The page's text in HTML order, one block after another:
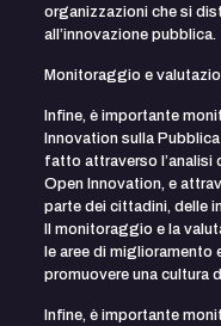
organizzazioni che si
all’innovazione pubblica.
Monitoraggio e
Infine, è importante
Innovation sulla
fatto attraverso l’analisi
Open Innovation, e
parte dei cittadini, delle
Il monitoraggio e la
le aree di miglioramento
promuovere una cultura
Infine, è importante